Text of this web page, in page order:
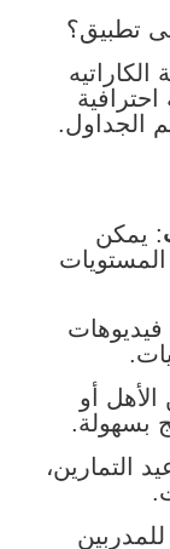
تطبيق؟
احترافية
الجداول.
: يمكن
المستويات
أو
بسهولة.
التمارين،